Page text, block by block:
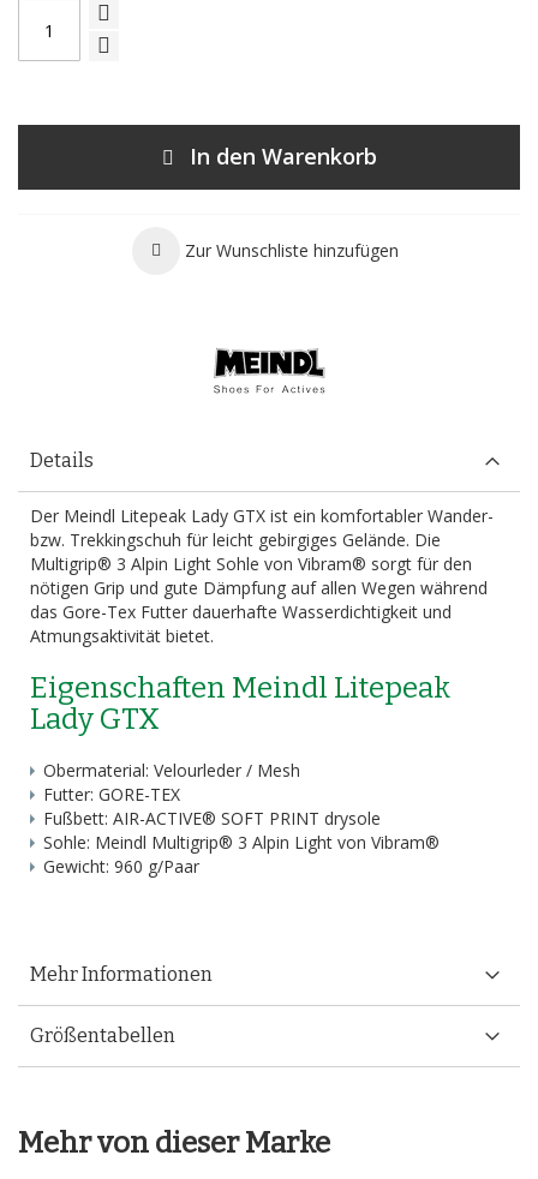
In den Warenkorb
Zur Wunschliste hinzufügen
Details
Der Meindl Litepeak Lady GTX ist ein komfortabler Wander-
bzw. Trekkingschuh für leicht gebirgiges Gelände. Die
Multigrip® 3 Alpin Light Sohle von Vibram® sorgt für den
nötigen Grip und gute Dämpfung auf allen Wegen während
das Gore-Tex Futter dauerhafte Wasserdichtigkeit und
Atmungsaktivität bietet.
Eigenschaften Meindl Litepeak
Lady GTX
Obermaterial: Velourleder / Mesh
Futter: GORE-TEX
Fußbett: AIR-ACTIVE® SOFT PRINT drysole
Sohle: Meindl Multigrip® 3 Alpin Light von Vibram®
Gewicht: 960 g/Paar
Mehr Informationen
Größentabellen
Mehr von dieser Marke